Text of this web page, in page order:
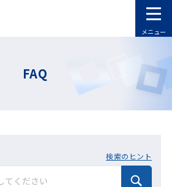
メニュー
FAQ
検索のヒント